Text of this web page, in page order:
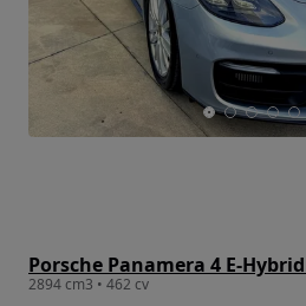
2894 cm3 • 462 cv